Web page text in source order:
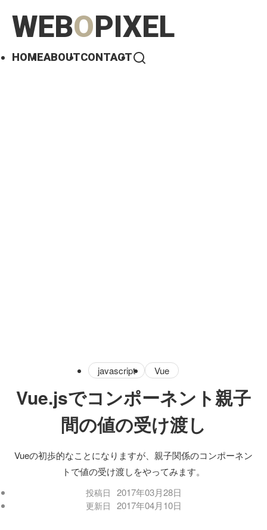
WEBOPIXEL
HOMEABOUTCONTACT
javascript Vue
Vue.jsでコンポーネント親子
間の値の受け渡し
Vueの初歩的なことになりますが、親子関係のコンポーネン
トで値の受け渡しをやってみます。
投稿日 2017年03月28日
更新日 2017年04月10日